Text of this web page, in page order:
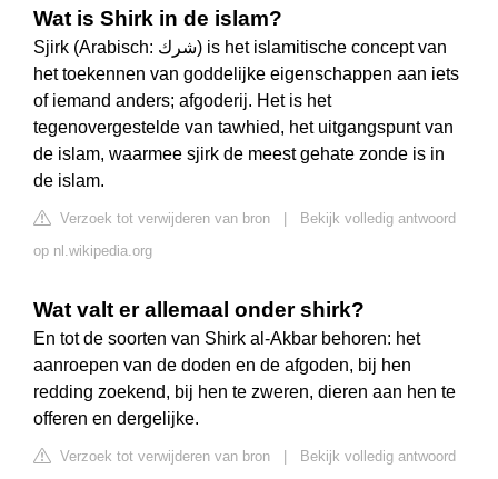
Wat is Shirk in de islam?
Sjirk (Arabisch: شرك) is het islamitische concept van
het toekennen van goddelijke eigenschappen aan iets
of iemand anders; afgoderij. Het is het
tegenovergestelde van tawhied, het uitgangspunt van
de islam, waarmee sjirk de meest gehate zonde is in
de islam.
Verzoek tot verwijderen van bron
Bekijk volledig antwoord
op nl.wikipedia.org
Wat valt er allemaal onder shirk?
En tot de soorten van Shirk al-Akbar behoren: het
aanroepen van de doden en de afgoden, bij hen
redding zoekend, bij hen te zweren, dieren aan hen te
offeren en dergelijke.
Verzoek tot verwijderen van bron
Bekijk volledig antwoord